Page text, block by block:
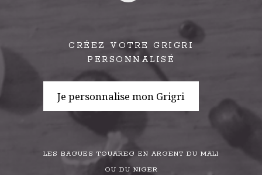
CRÉEZ VOTRE GRIGRI
PERSONNALISÉ
Je personnalise mon Grigri
LES BAGUES TOUAREG EN ARGENT DU MALI
OU DU NIGER